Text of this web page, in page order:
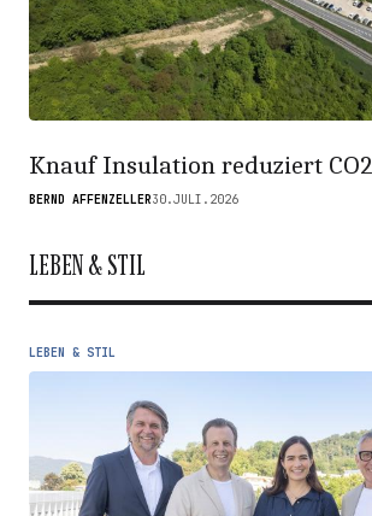
Knauf Insulation reduziert CO2
BERND AFFENZELLER30.JULI.2026
LEBEN & STIL
LEBEN & STIL